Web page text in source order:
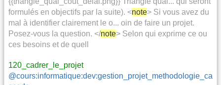
formulés en objectifs par la suite). <note> Si vous avez du
mal à identifier clairement le o... oin de faire un projet.
Posez-vous la question. </note> Selon qui exprime ce ou
ces besoins et de quell
120_cadrer_le_projet
@cours:informatique:dev:gestion_projet_methodologie_ca